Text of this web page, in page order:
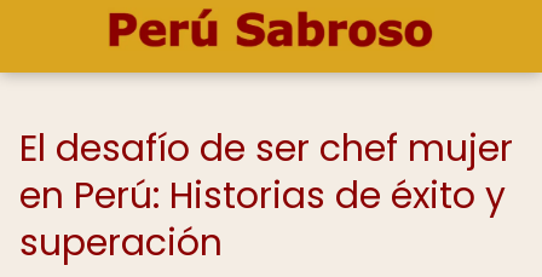
El desafío de ser chef mujer
en Perú: Historias de éxito y
superación